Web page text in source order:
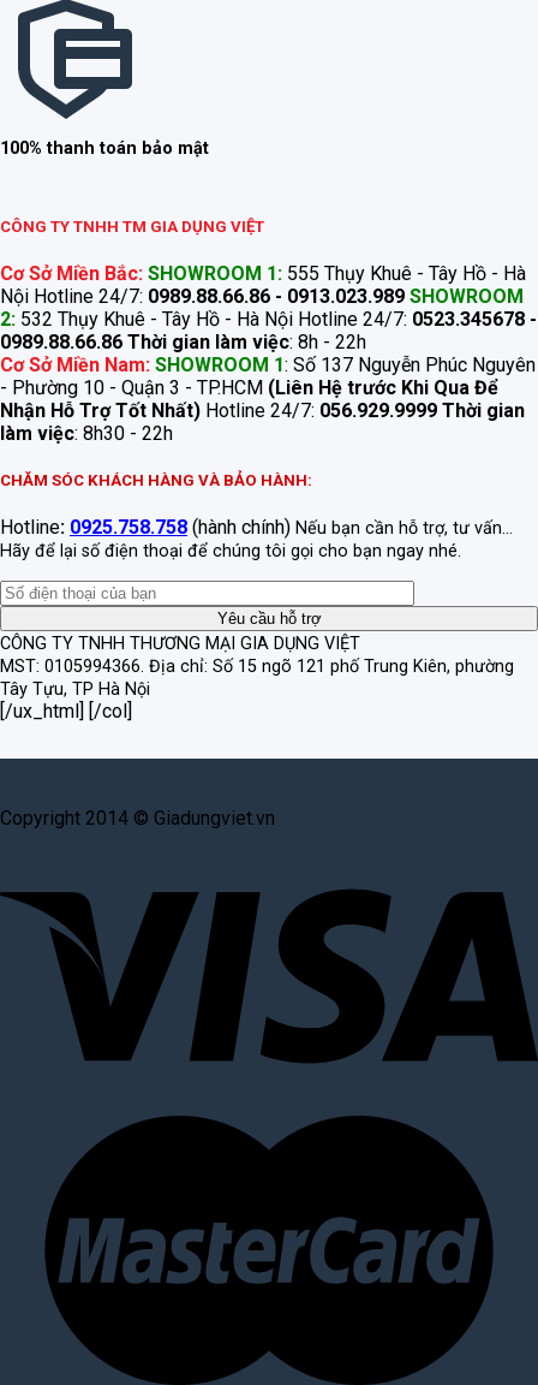
100% thanh toán bảo mật
CÔNG TY TNHH TM GIA DỤNG VIỆT
Cơ Sở Miền Bắc: SHOWROOM 1: 555 Thụy Khuê - Tây Hồ - Hà
Nội Hotline 24/7: 0989.88.66.86 - 0913.023.989 SHOWROOM
2: 532 Thụy Khuê - Tây Hồ - Hà Nội Hotline 24/7: 0523.345678 -
0989.88.66.86 Thời gian làm việc: 8h - 22h
Cơ Sở Miền Nam: SHOWROOM 1: Số 137 Nguyễn Phúc Nguyên
- Phường 10 - Quận 3 - TP.HCM (Liên Hệ trước Khi Qua Để
Nhận Hỗ Trợ Tốt Nhất) Hotline 24/7: 056.929.9999 Thời gian
làm việc: 8h30 - 22h
CHĂM SÓC KHÁCH HÀNG VÀ BẢO HÀNH:
Hotline: 0925.758.758 (hành chính) Nếu bạn cần hỗ trợ, tư vấn...
Hãy để lại số điện thoại để chúng tôi gọi cho bạn ngay nhé.
CÔNG TY TNHH THƯƠNG MẠI GIA DỤNG VIỆT
MST: 0105994366. Địa chỉ: Số 15 ngõ 121 phố Trung Kiên, phường
Tây Tựu, TP Hà Nội
[/ux_html] [/col]
Copyright 2014 © Giadungviet.vn